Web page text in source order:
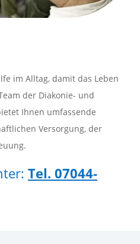
im Alltag, damit das Leben
der Diakonie- und
Ihnen umfassende
Versorgung, der
Tel. 07044-